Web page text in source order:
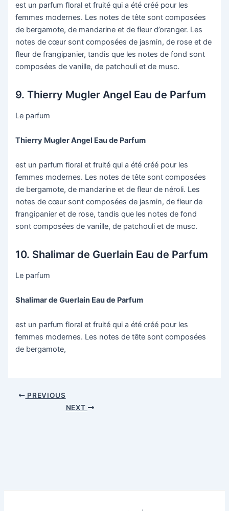
est un parfum floral et fruité qui a été créé pour les
femmes modernes. Les notes de tête sont composées
de bergamote, de mandarine et de fleur d’oranger. Les
notes de cœur sont composées de jasmin, de rose et de
fleur de frangipanier, tandis que les notes de fond sont
composées de vanille, de patchouli et de musc.
9. Thierry Mugler Angel Eau de Parfum
Le parfum
Thierry Mugler Angel Eau de Parfum
est un parfum floral et fruité qui a été créé pour les
femmes modernes. Les notes de tête sont composées
de bergamote, de mandarine et de fleur de néroli. Les
notes de cœur sont composées de jasmin, de fleur de
frangipanier et de rose, tandis que les notes de fond
sont composées de vanille, de patchouli et de musc.
10. Shalimar de Guerlain Eau de Parfum
Le parfum
Shalimar de Guerlain Eau de Parfum
est un parfum floral et fruité qui a été créé pour les
femmes modernes. Les notes de tête sont composées
de bergamote,
Post PREVIOUS
NEXT